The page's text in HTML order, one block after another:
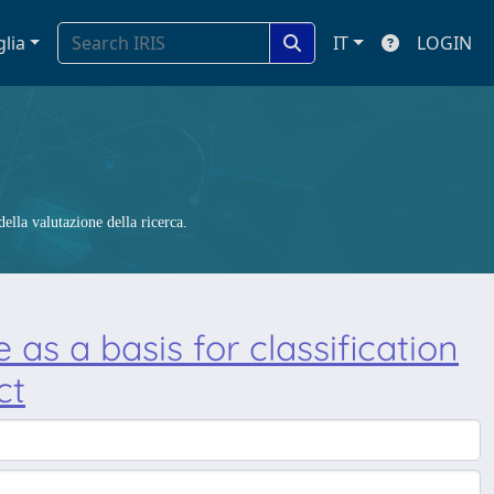
IT LOGIN
valutazione della ricerca.
as a basis for classification